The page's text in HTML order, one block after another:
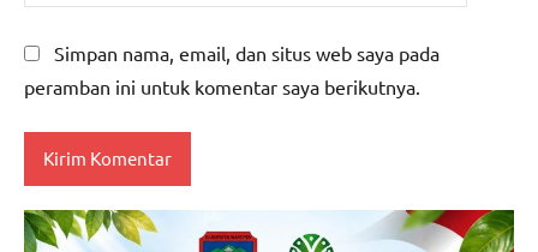
Simpan nama, email, dan situs web saya pada
peramban ini untuk komentar saya berikutnya.